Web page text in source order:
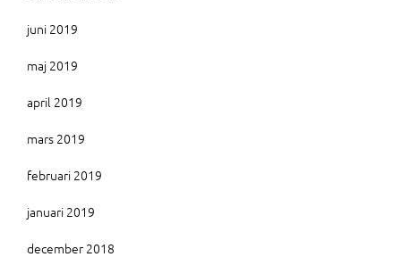
juni 2019
maj 2019
april 2019
mars 2019
februari 2019
januari 2019
december 2018